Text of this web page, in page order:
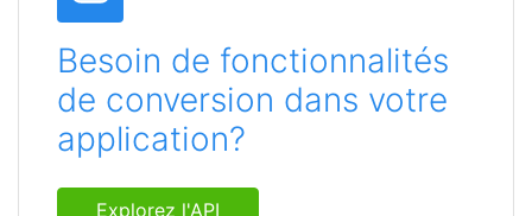
Besoin de fonctionnalités
de conversion dans votre
application?
Explorez l'API